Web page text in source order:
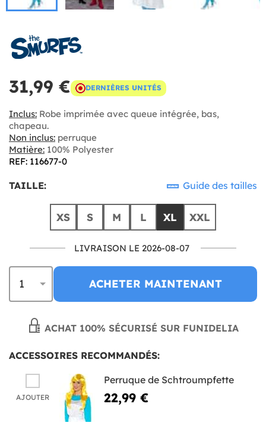
31,99 € DERNIÈRES UNITÉS
Inclus: Robe imprimée avec queue intégrée, bas,
chapeau.
Non inclus: perruque
Matière: 100% Polyester
REF: 116677-0
TAILLE: Guide des tailles
XS S M L XL XXL
LIVRAISON LE 2026-08-07
ACHETER MAINTENANT
ACHAT 100% SÉCURISÉ SUR FUNIDELIA
ACCESSOIRES RECOMMANDÉS:
AJOUTER
Perruque de Schtroumpfette
22,99 €